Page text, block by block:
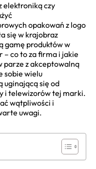
elektroniką czy
opakowań z logo
się w krajobraz
gamę produktów w
– co to za firma i jakie
parze z akceptowalną
sobie wielu
uginającą się od
i telewizorów tej marki.
wątpliwości i
uwagi.